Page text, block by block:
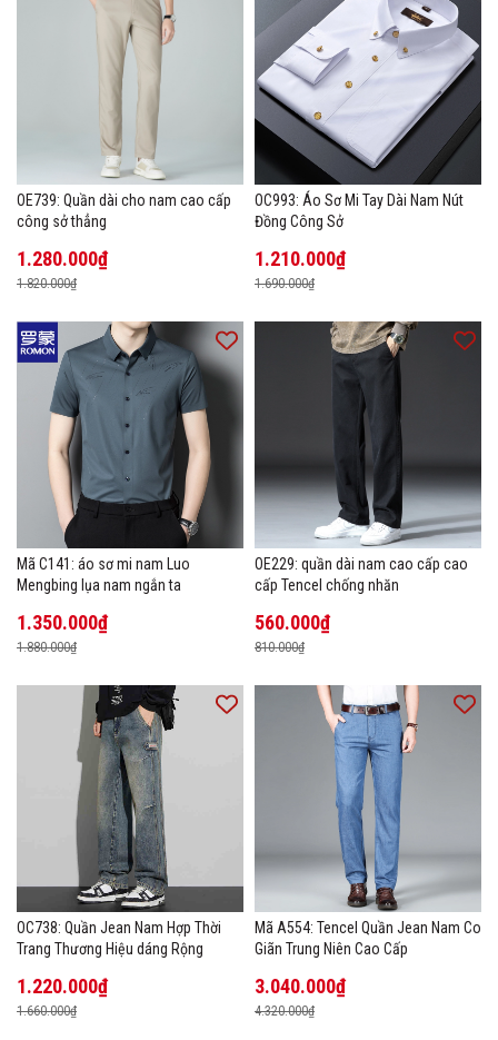
OE739: Quần dài cho nam cao cấp
công sở thẳng
1.280.000₫
1.820.000₫
OC993: Áo Sơ Mi Tay Dài Nam Nút
Đồng Công Sở
1.210.000₫
1.690.000₫
Mã C141: áo sơ mi nam Luo
Mengbing lụa nam ngắn ta
1.350.000₫
1.880.000₫
OE229: quần dài nam cao cấp cao
cấp Tencel chống nhăn
560.000₫
810.000₫
OC738: Quần Jean Nam Hợp Thời
Trang Thương Hiệu dáng Rộng
1.220.000₫
1.660.000₫
Mã A554: Tencel Quần Jean Nam Co
Giãn Trung Niên Cao Cấp
3.040.000₫
4.320.000₫